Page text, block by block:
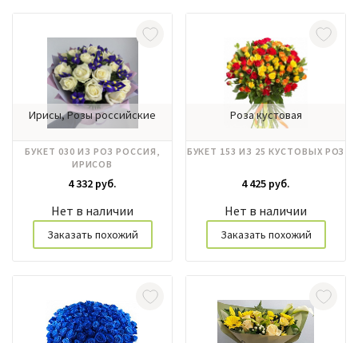
Ирисы, Розы российские
БУКЕТ 030 ИЗ РОЗ РОССИЯ,
ИРИСОВ
4 332 руб.
Нет в наличии
Заказать похожий
Роза кустовая
БУКЕТ 153 ИЗ 25 КУСТОВЫХ РОЗ
4 425 руб.
Нет в наличии
Заказать похожий